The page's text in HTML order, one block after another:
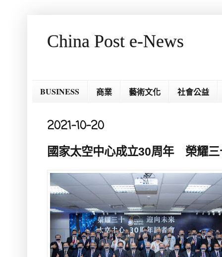
China Post e-News
BUSINESS 商業 藝術文化 社會公益
2021-10-20
國家太空中心成立30周年 榮耀